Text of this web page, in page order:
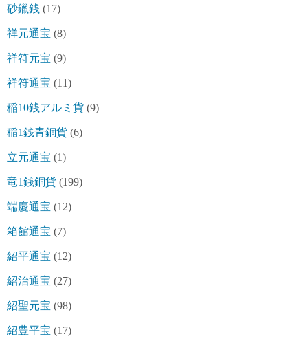
砂鑞銭 (17)
祥元通宝 (8)
祥符元宝 (9)
祥符通宝 (11)
稲10銭アルミ貨 (9)
稲1銭青銅貨 (6)
立元通宝 (1)
竜1銭銅貨 (199)
端慶通宝 (12)
箱館通宝 (7)
紹平通宝 (12)
紹治通宝 (27)
紹聖元宝 (98)
紹豊平宝 (17)